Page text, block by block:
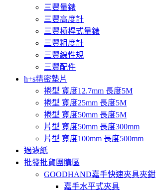
三豐量錶
三豐高度計
三豐槓桿式量錶
三豐粗度計
三豐線性規
三豐配件
h+s精密墊片
捲型 寬度12.7mm 長度5M
捲型 寬度25mm 長度5M
捲型 寬度50mm 長度5M
片型 寬度50mm 長度300mm
片型 寬度100mm 長度500mm
過濾紙
批發批貨團購區
GOODHAND嘉手快速夾具夾鉗
嘉手水平式夾具